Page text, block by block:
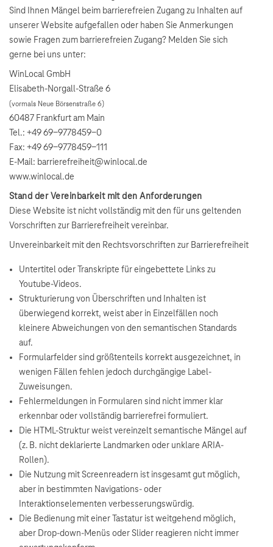
Sind Ihnen Mängel beim barrierefreien Zugang zu Inhalten auf
unserer Website aufgefallen oder haben Sie Anmerkungen
sowie Fragen zum barrierefreien Zugang? Melden Sie sich
gerne bei uns unter:
WinLocal GmbH
Elisabeth-Norgall-Straße 6
(vormals Neue Börsenstraße 6)
60487 Frankfurt am Main
Tel.: +49 69-9778459-0
Fax: +49 69-9778459-111
E-Mail: barrierefreiheit@winlocal.de
www.winlocal.de
Stand der Vereinbarkeit mit den Anforderungen
Diese Website ist nicht vollständig mit den für uns geltenden
Vorschriften zur Barrierefreiheit vereinbar.
Unvereinbarkeit mit den Rechtsvorschriften zur Barrierefreiheit
Untertitel oder Transkripte für eingebettete Links zu
Youtube-Videos.
Strukturierung von Überschriften und Inhalten ist
überwiegend korrekt, weist aber in Einzelfällen noch
kleinere Abweichungen von den semantischen Standards
auf.
Formularfelder sind größtenteils korrekt ausgezeichnet, in
wenigen Fällen fehlen jedoch durchgängige Label-
Zuweisungen.
Fehlermeldungen in Formularen sind nicht immer klar
erkennbar oder vollständig barrierefrei formuliert.
Die HTML-Struktur weist vereinzelt semantische Mängel auf
(z. B. nicht deklarierte Landmarken oder unklare ARIA-
Rollen).
Die Nutzung mit Screenreadern ist insgesamt gut möglich,
aber in bestimmten Navigations- oder
Interaktionselementen verbesserungswürdig.
Die Bedienung mit einer Tastatur ist weitgehend möglich,
aber Drop-down-Menüs oder Slider reagieren nicht immer